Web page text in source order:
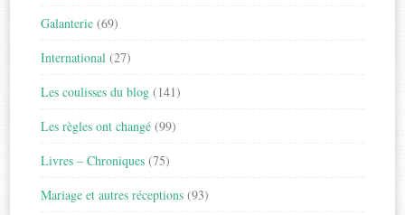
Galanterie (69)
International (27)
Les coulisses du blog (141)
Les règles ont changé (99)
Livres – Chroniques (75)
Mariage et autres réceptions (93)